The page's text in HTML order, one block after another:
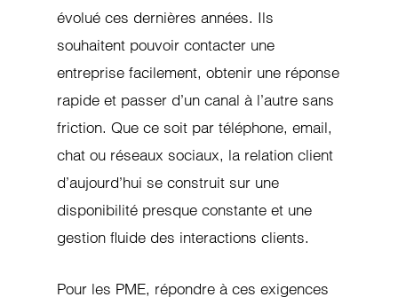
évolué ces dernières années. Ils
souhaitent pouvoir contacter une
entreprise facilement, obtenir une réponse
rapide et passer d’un canal à l’autre sans
friction. Que ce soit par téléphone, email,
chat ou réseaux sociaux, la relation client
d’aujourd’hui se construit sur une
disponibilité presque constante et une
gestion fluide des interactions clients.
Pour les PME, répondre à ces exigences